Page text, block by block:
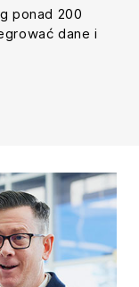
ponad 200
dane i